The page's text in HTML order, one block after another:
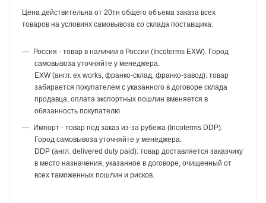
Цена действительна от 20тн общего объема заказа всех
товаров на условиях самовывоза со склада поставщика:
Россия - товар в наличии в России (Incoterms EXW). Город
самовывоза уточняйте у менеджера.
EXW (англ. ex works, франко-склад, франко-завод): товар
забирается покупателем с указанного в договоре склада
продавца, оплата экспортных пошлин вменяется в
обязанность покупателю
Импорт - товар под заказ из-за рубежа (Incoterms DDP).
Город самовывоза уточняйте у менеджера.
DDP (англ. delivered duty paid): товар доставляется заказчику
в место назначения, указанное в договоре, очищенный от
всех таможенных пошлин и рисков.